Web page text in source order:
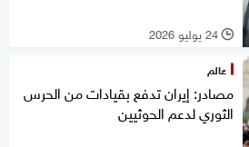
l 24 يوليو 2026
عالم
مصادر: إيران تدفع بقيادات من الحرس
الثوري لدعم الحوثيين